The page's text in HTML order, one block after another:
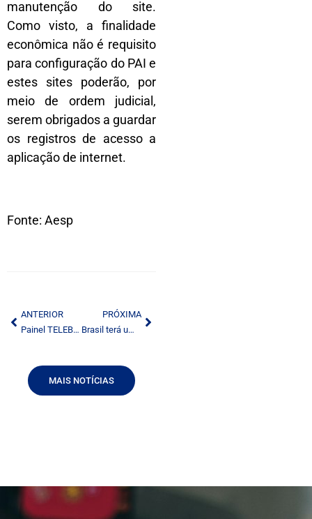
manutenção do site.
Como visto, a finalidade
econômica não é requisito
para configuração do PAI e
estes sites poderão, por
meio de ordem judicial,
serem obrigados a guardar
os registros de acesso a
aplicação de internet.
Fonte: Aesp
ANTERIOR
Painel TELEBRASIL reunirá especialistas e empresas de telecomunicação
PRÓXIMA
Brasil terá um quarto das conexões FTTH na América Latina
MAIS NOTÍCIAS